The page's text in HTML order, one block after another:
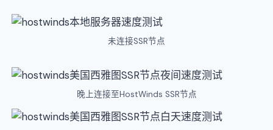
未连接SSR节点
晚上连接至HostWinds SSR节点